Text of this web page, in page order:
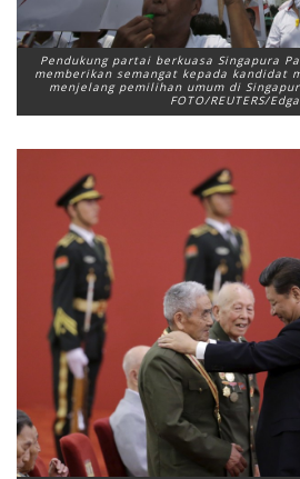
Pendukung partai berkuasa Singapura
memberikan semangat kepada kandidat
menjelang pemilihan umum di
FOTO/REUTERS/